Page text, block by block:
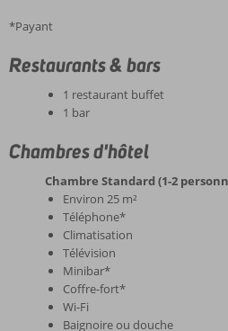
*Payant
Restaurants & bars
1 restaurant buffet
1 bar
Chambres d'hôtel
Chambre Standard (1-2
Environ 25 m²
Téléphone*
Climatisation
Télévision
Minibar*
Coffre-fort*
Wi-Fi
Baignoire ou douche